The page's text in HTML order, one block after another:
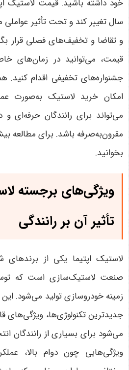
خود داشته باشید. قیمت لاستیک
سال تغییر کند و تحت تأثیر عواملی
و تقاضا و تخفیف‌های فصلی قرار
قیمت، می‌توانید در زمان‌های
جشنواره‌های تخفیفی اقدام کنید.
امکان خرید لاستیک به‌صورت
می‌تواند برای رانندگان حرفه‌ای و
مقرون‌به‌صرفه باشد. برای مطالعه
بخوانید.
ویژگی‌های برجسته
تأثیر آن بر رانندگی
لاستیک اپتیما یکی از
صنعت لاستیک‌سازی است که
زمینه خودروسازی تولید می‌شود.
جدیدترین تکنولوژی‌ها، ویژگی‌های
می‌شود برای بسیاری از رانندگان
ویژگی‌هایی چون دوام بالا،